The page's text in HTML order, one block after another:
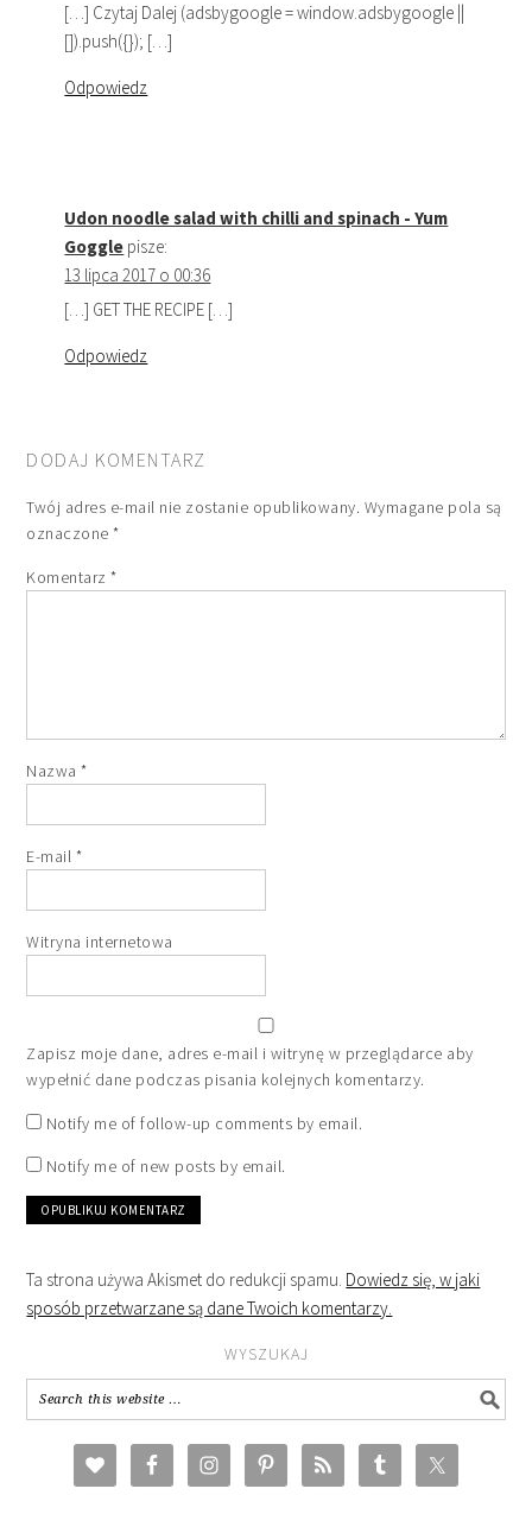
[…] Czytaj Dalej (adsbygoogle = window.adsbygoogle ||
[]).push({}); […]
Odpowiedz
Udon noodle salad with chilli and spinach - Yum
Goggle pisze:
13 lipca 2017 o 00:36
[…] GET THE RECIPE […]
Odpowiedz
DODAJ KOMENTARZ
Twój adres e-mail nie zostanie opublikowany. Wymagane pola są
oznaczone*
Komentarz*
Nazwa*
E-mail *
Witryna internetowa
Zapisz moje dane, adres e-mail i witrynę w przeglądarce aby
wypełnić dane podczas pisania kolejnych komentarzy.
Notify me of follow-up comments by email.
Notify me of new posts by email.
Ta strona używa Akismet do redukcji spamu. Dowiedz się, w jaki
sposób przetwarzane są dane Twoich komentarzy.
WYSZUKAJ